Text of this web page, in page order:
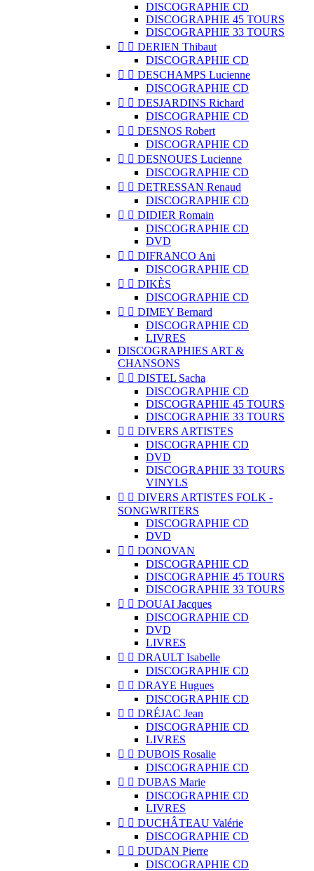
DISCOGRAPHIE CD
DISCOGRAPHIE 45 TOURS
DISCOGRAPHIE 33 TOURS
  DERIEN Thibaut
DISCOGRAPHIE CD
  DESCHAMPS Lucienne
DISCOGRAPHIE CD
  DESJARDINS Richard
DISCOGRAPHIE CD
  DESNOS Robert
DISCOGRAPHIE CD
  DESNOUES Lucienne
DISCOGRAPHIE CD
  DETRESSAN Renaud
DISCOGRAPHIE CD
  DIDIER Romain
DISCOGRAPHIE CD
DVD
  DIFRANCO Ani
DISCOGRAPHIE CD
  DIKÈS
DISCOGRAPHIE CD
  DIMEY Bernard
DISCOGRAPHIE CD
LIVRES
DISCOGRAPHIES ART &
CHANSONS
  DISTEL Sacha
DISCOGRAPHIE CD
DISCOGRAPHIE 45 TOURS
DISCOGRAPHIE 33 TOURS
  DIVERS ARTISTES
DISCOGRAPHIE CD
DVD
DISCOGRAPHIE 33 TOURS
VINYLS
  DIVERS ARTISTES FOLK -
SONGWRITERS
DISCOGRAPHIE CD
DVD
  DONOVAN
DISCOGRAPHIE CD
DISCOGRAPHIE 45 TOURS
DISCOGRAPHIE 33 TOURS
  DOUAI Jacques
DISCOGRAPHIE CD
DVD
LIVRES
  DRAULT Isabelle
DISCOGRAPHIE CD
  DRAYE Hugues
DISCOGRAPHIE CD
  DRÉJAC Jean
DISCOGRAPHIE CD
LIVRES
  DUBOIS Rosalie
DISCOGRAPHIE CD
  DUBAS Marie
DISCOGRAPHIE CD
LIVRES
  DUCHÂTEAU Valérie
DISCOGRAPHIE CD
  DUDAN Pierre
DISCOGRAPHIE CD